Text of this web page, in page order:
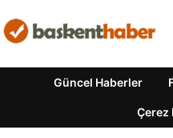
Güncel Haberler
Çerez